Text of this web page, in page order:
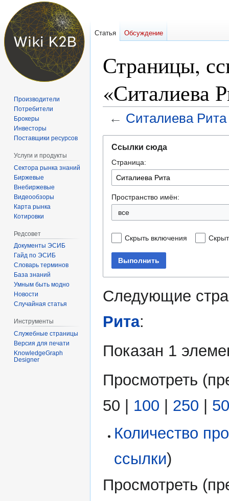
Страницы,
«Ситалиева
← Ситалиева Рита
навигации
поиску
Ссылки сюда
Страница:
Пространство имён:
Скрыть включения
Выполнить
Следующие
Рита:
Показан 1
Просмотреть (
50 | 100 | 250 |
Количество
ссылки)
Просмотреть (
Статья Обсуждение
Производители
Потребители
Брокеры
Инвесторы
Поставщики ресурсов
Услуги и продукты
Сектора рынка знаний
Биржевые
Внебиржевые
Видеообзоры
Карта рынка
Котировки
Редсовет
Документы ЭСИБ
Гайд по ЭСИБ
Словарь терминов
База знаний
Умным быть модно
Новости
Случайная статья
Инструменты
Служебные страницы
Версия для печати
KnowledgeGraph
Designer